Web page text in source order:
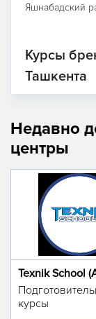
Яшнабадский
Курсы
Ташкента
Недавно
центры
Texnik School
курсы